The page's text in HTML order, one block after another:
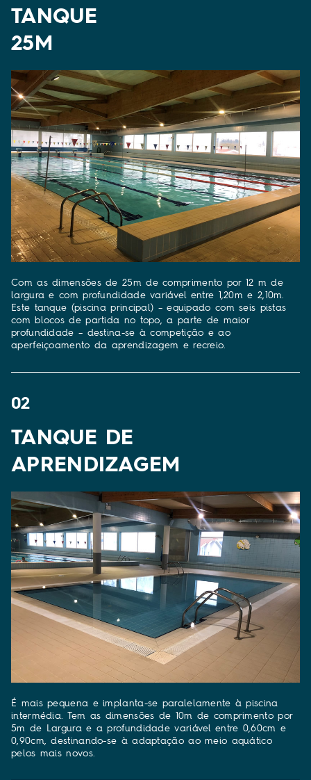
TANQUE
25M
Com as dimensões de 25m de comprimento por 12 m de
largura e com profundidade variável entre 1,20m e 2,10m.
Este tanque (piscina principal) – equipado com seis pistas
com blocos de partida no topo, a parte de maior
profundidade – destina-se à competição e ao
aperfeiçoamento da aprendizagem e recreio.
02
TANQUE DE
APRENDIZAGEM
É mais pequena e implanta-se paralelamente à piscina
intermédia. Tem as dimensões de 10m de comprimento por
5m de Largura e a profundidade variável entre 0,60cm e
0,90cm, destinando-se à adaptação ao meio aquático
pelos mais novos.